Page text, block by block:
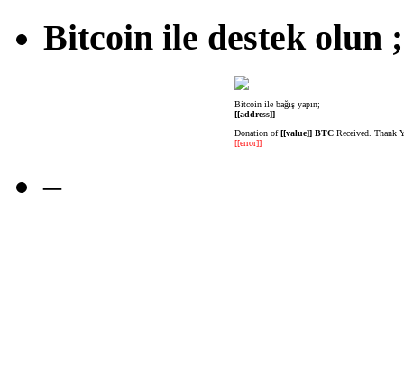
Bitcoin ile destek olun
Bitcoin ile bağış yapın;
[[address]]
Donation of[[value]] BTC Received. Thank
[[error]]
–